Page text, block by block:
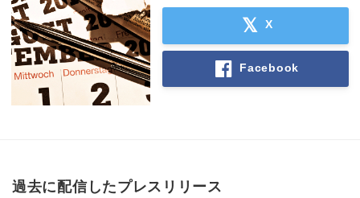
X
Facebook
過去に配信したプレスリリース